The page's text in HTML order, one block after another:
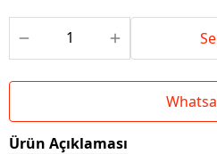
Ürün Açıklaması